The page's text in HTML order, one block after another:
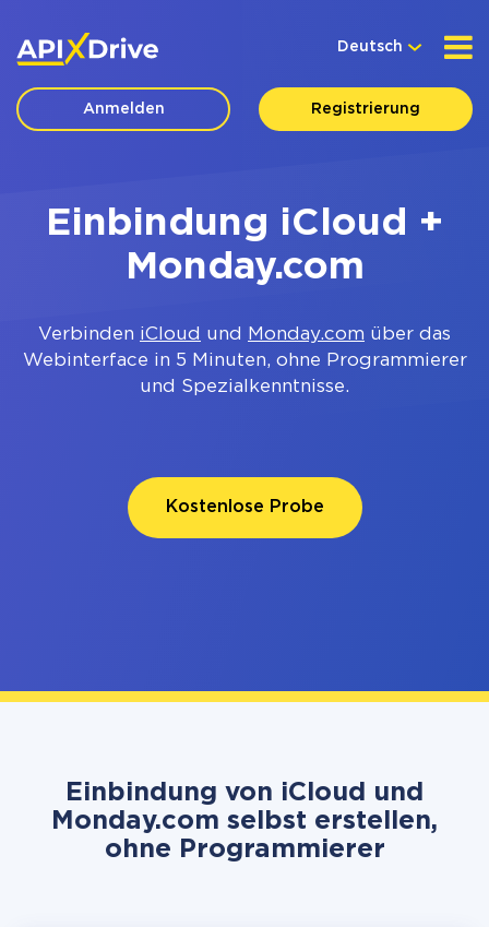
Deutsch
Anmelden Registrierung
Einbindung iCloud +
Monday.com
Verbinden iCloud und Monday.com über das
Webinterface in 5 Minuten, ohne Programmierer
und Spezialkenntnisse.
Kostenlose Probe
Einbindung von iCloud und
Monday.com selbst erstellen,
ohne Programmierer